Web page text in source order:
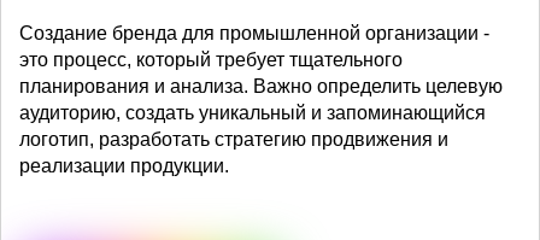
Создание бренда для промышленной организации -
это процесс, который требует тщательного
планирования и анализа. Важно определить целевую
аудиторию, создать уникальный и запоминающийся
логотип, разработать стратегию продвижения и
реализации продукции.